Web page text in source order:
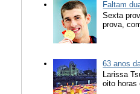
Faltam
Sexta
prova,
63 anos
Larissa
oito horas